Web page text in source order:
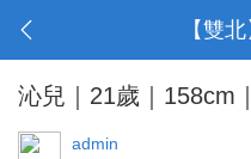
【雙
沁兒｜21歲｜158cm
admin